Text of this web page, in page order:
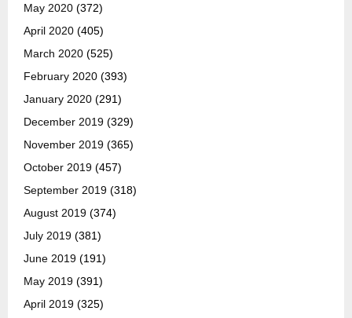
May 2020 (372)
April 2020 (405)
March 2020 (525)
February 2020 (393)
January 2020 (291)
December 2019 (329)
November 2019 (365)
October 2019 (457)
September 2019 (318)
August 2019 (374)
July 2019 (381)
June 2019 (191)
May 2019 (391)
April 2019 (325)